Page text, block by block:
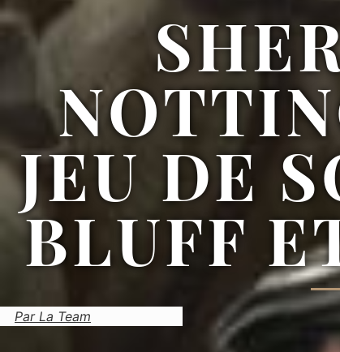
JEU DE
BLUFF
Par La Team